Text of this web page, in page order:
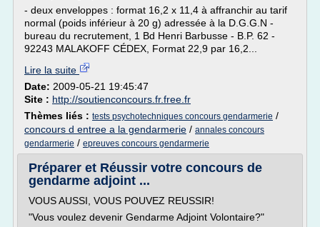
- deux enveloppes : format 16,2 x 11,4 à affranchir au tarif
normal (poids inférieur à 20 g) adressée à la D.G.G.N -
bureau du recrutement, 1 Bd Henri Barbusse - B.P. 62 -
92243 MALAKOFF CÉDEX, Format 22,9 par 16,2...
Lire la suite
Date: 2009-05-21 19:45:47
Site : http://soutienconcours.fr.free.fr
Thèmes liés : tests psychotechniques concours gendarmerie /
concours d entree a la gendarmerie / annales concours
gendarmerie / epreuves concours gendarmerie
Préparer et Réussir votre concours de
gendarme adjoint ...
VOUS AUSSI, VOUS POUVEZ REUSSIR!
"Vous voulez devenir Gendarme Adjoint Volontaire?"